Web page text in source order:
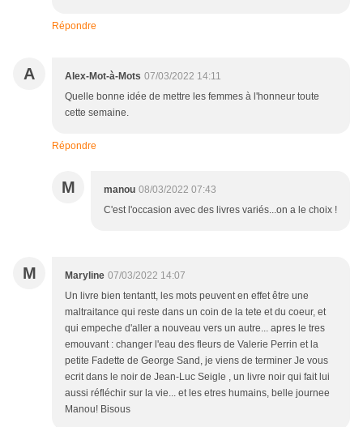
Répondre
A Alex-Mot-à-Mots 07/03/2022 14:11
Quelle bonne idée de mettre les femmes à l'honneur toute
cette semaine.
Répondre
M manou 08/03/2022 07:43
C'est l'occasion avec des livres variés...on a le choix !
M Maryline 07/03/2022 14:07
Un livre bien tentantt, les mots peuvent en effet être une
maltraitance qui reste dans un coin de la tete et du coeur, et
qui empeche d'aller a nouveau vers un autre... apres le tres
emouvant : changer l'eau des fleurs de Valerie Perrin et la
petite Fadette de George Sand, je viens de terminer Je vous
ecrit dans le noir de Jean-Luc Seigle , un livre noir qui fait lui
aussi réfléchir sur la vie... et les etres humains, belle journee
Manou! Bisous